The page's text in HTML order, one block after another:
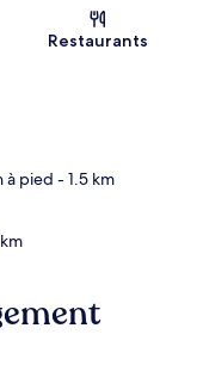
Restaurants
à pied - 1.5 km